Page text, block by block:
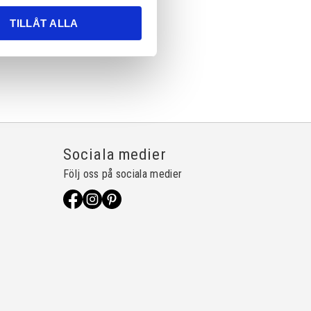
TILLÅT ALLA
Sociala medier
Följ oss på sociala medier